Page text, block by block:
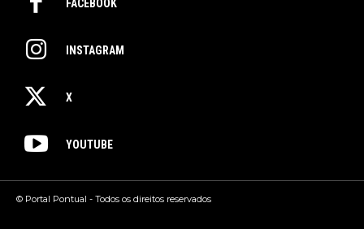
FACEBOOK
INSTAGRAM
X
YOUTUBE
© Portal Pontual - Todos os direitos reservados